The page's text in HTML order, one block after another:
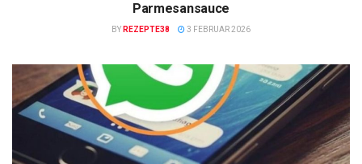
Parmesansauce
BY REZEPTE38 3 FEBRUAR 2026